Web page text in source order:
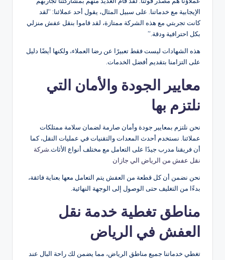
الإيجابية مع خدماتنا. على سبيل المثال، يقول أحد عملائنا: “لقد
كانت تجربتي مع هذه الشركة ممتازة، لقد قاموا بنقل عفش منزلي
بكل احترافية ودقة.”
هذه الشهادات ليست فقط تعبيرًا عن رضا العملاء، ولكنها أيضًا دليل
على التزامنا بتقديم أفضل الخدمات.
معايير الجودة والأمان التي
نلتزم بها
نحن نلتزم بمعايير جودة وأمان صارمة لضمان سلامة ممتلكات
عملائنا. نستخدم أحدث المعدات والتقنيات في عمليات النقل، كما
أن فريقنا مدرب جيدًا على التعامل مع مختلف أنواع الأثاث.شركة
نقل عفش من الرياض الي جازان
نحن نضمن أن كل قطعة من العفش يتم التعامل معها بعناية فائقة،
بدءًا من التغليف حتى الوصول إلى الوجهة النهائية.
مناطق تغطية خدمة نقل
العفش في الرياض
تغطي خدماتنا جميع مناطق الرياض، مما يضمن لك راحة البال عند